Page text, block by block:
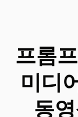
프롬
미디
동